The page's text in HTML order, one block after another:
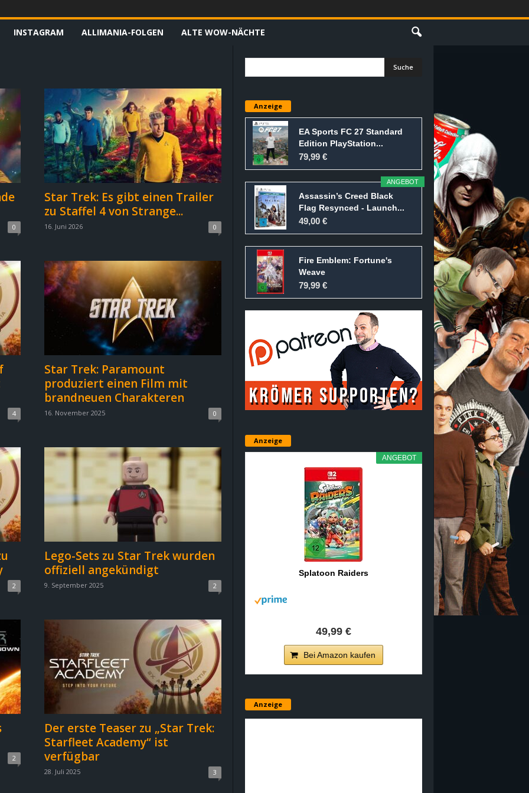
INSTAGRAM ALLIMANIA-FOLGEN ALTE WOW-NÄCHTE
0
Star Trek: Es gibt einen Trailer
zu Staffel 4 von Strange...
16. Juni 2026 0
4
Star Trek: Paramount
produziert einen Film mit
brandneuen Charakteren
16. November 2025 0
2
Lego-Sets zu Star Trek wurden
offiziell angekündigt
9. September 2025 2
2
Der erste Teaser zu „Star Trek:
Starfleet Academy“ ist
verfügbar
28. Juli 2025 3
Anzeige
EA Sports FC 27 Standard
Edition PlayStation...
79,99 €
ANGEBOT
Assassin’s Creed Black
Flag Resynced - Launch...
49,00 €
Fire Emblem: Fortune's
Weave
79,99 €
Anzeige
ANGEBOT
Splatoon Raiders
49,99 €
Bei Amazon kaufen
Anzeige